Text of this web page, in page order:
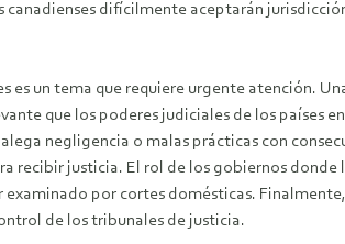
difícilmente aceptarán
es un tema que requiere urgente atención.
que los poderes judiciales de los países
negligencia o malas prácticas con
recibir justicia. El rol de los gobiernos
examinado por cortes domésticas.
de los tribunales de justicia.